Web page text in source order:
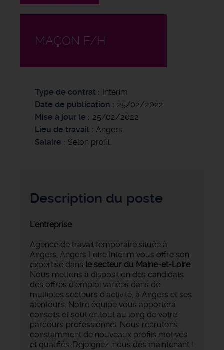
MAÇON F/H
Type de contrat
Intérim
Date de publication
25/02/2022
Mise à jour le
25/02/2022
Lieu de travail
Angers
Salaire
Selon profil
Description du poste
L'entreprise
Agence de travail temporaire située à
Angers, Angers Loire Intérim vous offre son
expertise dans le secteur du Maine-et-Loire.
Nous mettons à disposition des candidats
des offres d'emploi variées dans de
multiples secteurs d'activité, à Angers et ses
alentours. Notre équipe vous apportera
conseils et soutien tout au long de votre
parcours professionnel. Nous recrutons
constamment de nouveaux profils motivés
et qualifiés. Rejoignez-nous dès maintenant !